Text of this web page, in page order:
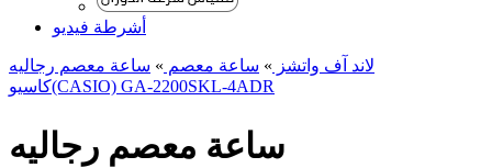
أشرطة فيديو
لاند آف واتشز » ساعة معصم » ساعة معصم رجالیه
کاسیو(CASIO) GA-2200SKL-4ADR
ساعة معصم رجالیه